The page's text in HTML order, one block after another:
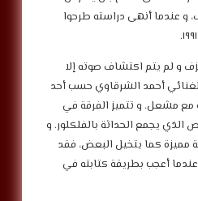
عندما أنهى دراسته طرحوا
و لم يتم اكتشاف صوته إلا
أحمد الشرقاوي حسب أحد
مع مشعل. و تتميز الفرقة في
الذي يجمع الحداثة بالفلكلور. و
مميزة كما يتخيل البعض، فقد
أعجب بطريقة كتابته في